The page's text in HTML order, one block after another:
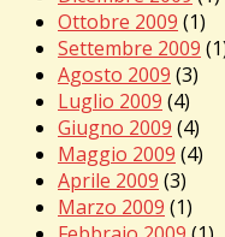
Ottobre 2009 (1)
Settembre 2009
Agosto 2009 (3)
Luglio 2009 (4)
Giugno 2009 (4)
Maggio 2009 (4)
Aprile 2009 (3)
Marzo 2009 (1)